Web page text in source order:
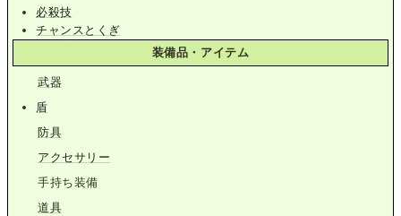
必殺技
チャンスとくぎ
装備品・アイテム
武器
盾
防具
アクセサリー
手持ち装備
道具